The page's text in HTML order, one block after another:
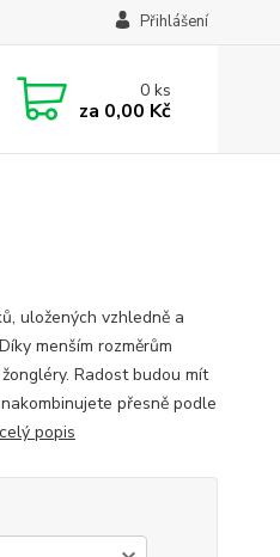
Přihlášení
0ks
za 0,00 Kč
uložených vzhledně a
menším rozměrům
Radost budou mít
přesně podle
celý popis